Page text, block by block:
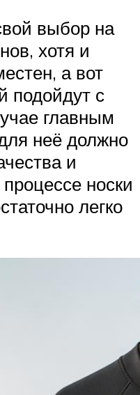
выбор на
хотя и
а вот
подойдут с
главным
неё должно
и
носки
легко